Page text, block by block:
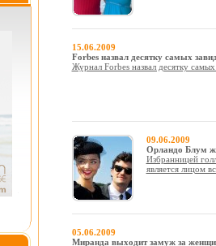
15.06.2009
Forbes назвал десятку самых
Журнал Forbes назвал десятку
09.06.2009
Орландо Блум
Избранницей
является лицом
05.06.2009
Миранда выходит замуж за